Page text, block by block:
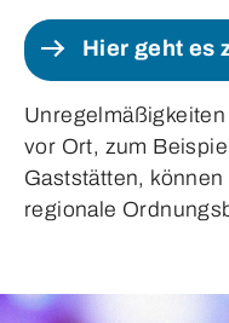
Hier geht es
vor Ort, zum
Gaststätten,
regionale